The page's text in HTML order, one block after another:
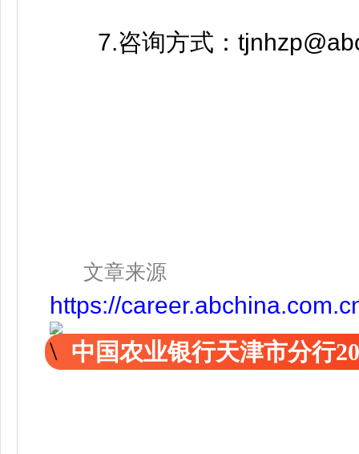
7.咨询方式：
文章来源
https://
中国农业银行天津市分行